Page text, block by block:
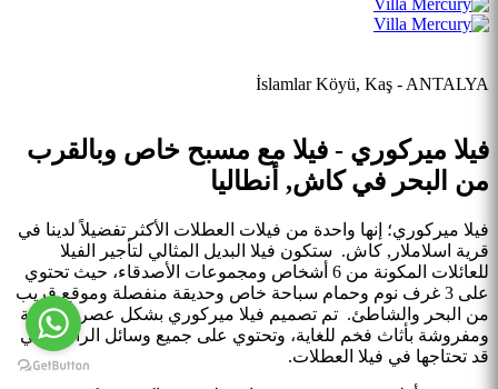
İslamlar Köyü, Kaş - ANTALYA
فيلا ميركوري - فيلا مع مسبح خاص وبالقرب
من البحر في كاش, أنطاليا
فيلا ميركوري؛ إنها واحدة من فيلات العطلات الأكثر تفضيلاً لدينا في
قرية اسلاملار, كاش. ستكون فيلا البديل المثالي لتأجير الفيلا
للعائلات المكونة من 6 أشخاص ومجموعات الأصدقاء، حيث تحتوي
على 3 غرف نوم وحمام سباحة خاص وحديقة منفصلة وموقع قريب
من البحر والشاطئ. تم تصميم فيلا ميركوري بشكل عصري للغاية
ومفروشة بأثاث فخم للغاية، وتحتوي على جميع وسائل الراحة التي
قد تحتاجها في فيلا العطلات.